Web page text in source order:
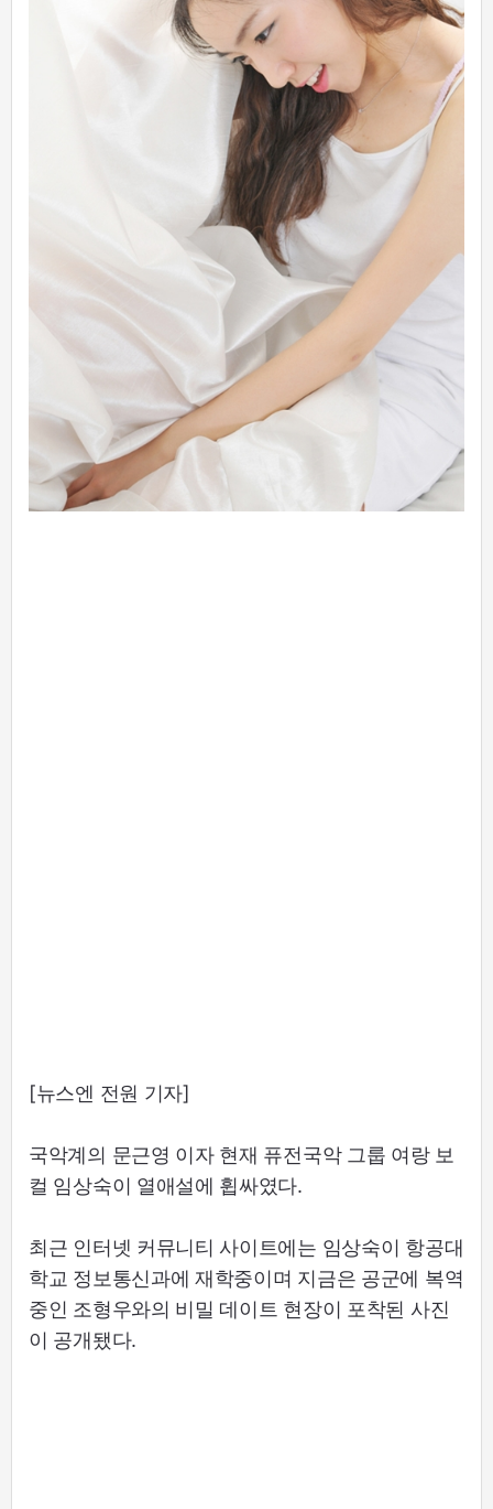
[뉴스엔 전원 기자]
국악계의 문근영 이자 현재 퓨전국악 그룹 여랑 보
컬 임상숙이 열애설에 휩싸였다.
최근 인터넷 커뮤니티 사이트에는 임상숙이 항공대
학교 정보통신과에 재학중이며 지금은 공군에 복역
중인 조형우와의 비밀 데이트 현장이 포착된 사진
이 공개됐다.